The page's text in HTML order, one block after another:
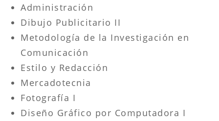
Administración
Dibujo Publicitario II
Metodología de la Investigación en
Comunicación
Estilo y Redacción
Mercadotecnia
Fotografía I
Diseño Gráfico por Computadora I